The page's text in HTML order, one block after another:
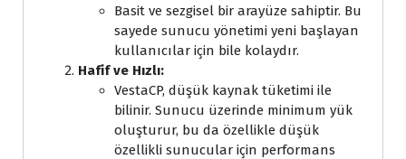
Basit ve sezgisel bir arayüze sahiptir. Bu
sayede sunucu yönetimi yeni başlayan
kullanıcılar için bile kolaydır.
Hafif ve Hızlı:
VestaCP, düşük kaynak tüketimi ile
bilinir. Sunucu üzerinde minimum yük
oluşturur, bu da özellikle düşük
özellikli sunucular için performans